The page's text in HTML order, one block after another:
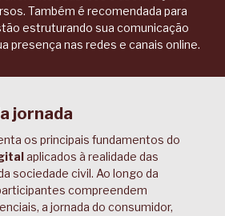
Também é recomendada para
estruturando sua comunicação
presença nas redes e canais online.
jornada
os principais fundamentos do
aplicados à realidade das
sociedade civil. Ao longo da
compreendem
a jornada do consumidor,